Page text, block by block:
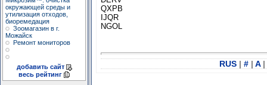
окружающей среды и
утилизация отходов,
биоремедация
Зоомагазин в г.
Можайск
Ремонт мониторов
добавить сайт
весь рейтинг
QXPB
IJQR
NGOL
RUS | # | A |